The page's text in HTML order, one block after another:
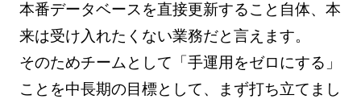
本番データベースを直接更新すること自体、本
来は受け入れたくない業務だと言えます。
そのためチームとして「手運用をゼロにする」
ことを中長期の目標として、まず打ち立てまし